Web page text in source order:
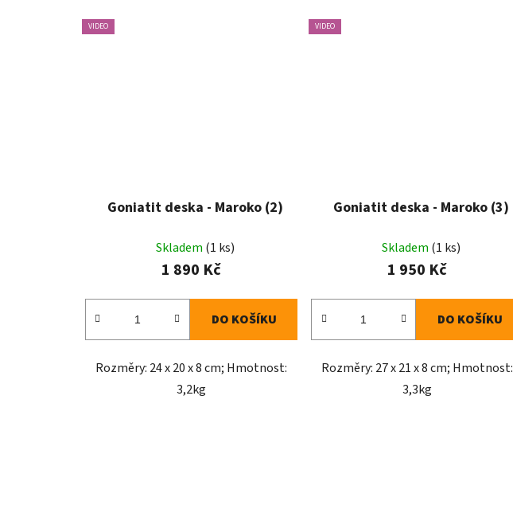
VIDEO
Goniatit deska - Maroko (2)
Skladem (1 ks)
1 890 Kč
DO KOŠÍKU
Rozměry: 24 x 20 x 8 cm; Hmotnost:
3,2kg
VIDEO
Goniatit deska - Maroko (3)
Skladem (1 ks)
1 950 Kč
DO KOŠÍKU
Rozměry: 27 x 21 x 8 cm; Hmotnost:
3,3kg